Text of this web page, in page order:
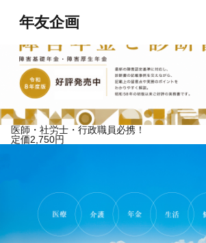
年友企画
医師・社労士・行政職員必携！
定価2,750円